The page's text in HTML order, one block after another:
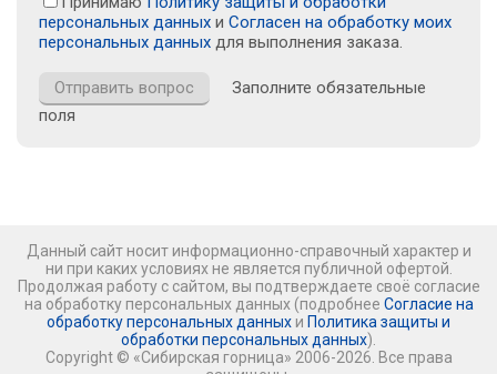
персональных данных и Согласен на обработку моих
персональных данных для выполнения заказа.
Заполните обязательные
поля
Данный сайт носит информационно-справочный характер и
ни при каких условиях не является публичной офертой.
Продолжая работу с сайтом, вы подтверждаете своё согласие
на обработку персональных данных (подробнее Согласие на
обработку персональных данных и Политика защиты и
обработки персональных данных).
Copyright © «Сибирская горница» 2006-2026. Все права